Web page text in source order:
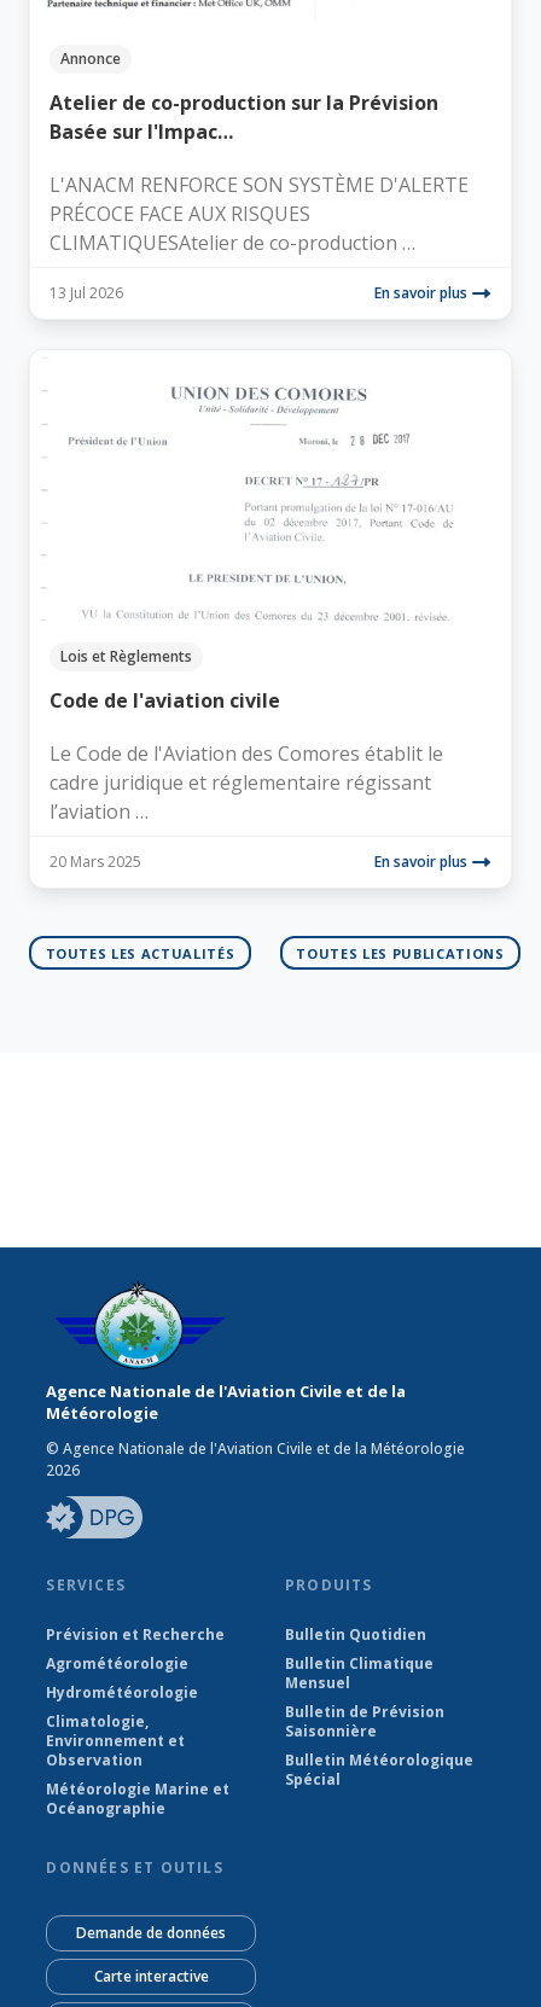
Annonce
Atelier de co-production sur la Prévision
Basée sur l'Impac…
L'ANACM RENFORCE SON SYSTÈME D'ALERTE
PRÉCOCE FACE AUX RISQUES
CLIMATIQUESAtelier de co-production …
13 Jul 2026 En savoir plus
Lois et Règlements
Code de l'aviation civile
Le Code de l'Aviation des Comores établit le
cadre juridique et réglementaire régissant
l’aviation …
20 Mars 2025 En savoir plus
TOUTES LES ACTUALITÉS TOUTES LES PUBLICATIONS
Agence Nationale de l'Aviation Civile et de la
Météorologie
© Agence Nationale de l'Aviation Civile et de la Météorologie
2026
SERVICES
Prévision et Recherche
Agrométéorologie
Hydrométéorologie
Climatologie,
Environnement et
Observation
Météorologie Marine et
Océanographie
PRODUITS
Bulletin Quotidien
Bulletin Climatique
Mensuel
Bulletin de Prévision
Saisonnière
Bulletin Météorologique
Spécial
DONNÉES ET OUTILS
Demande de données
Carte interactive